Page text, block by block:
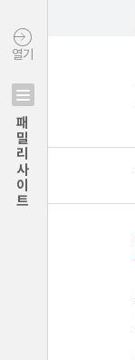
열기
패밀리사이트